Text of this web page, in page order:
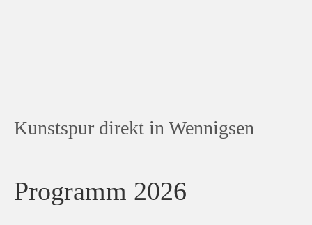
Kunstspur direkt in Wennigsen
Programm 2026